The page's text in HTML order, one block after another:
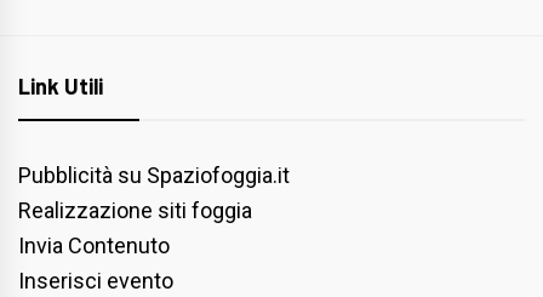
Link Utili
Pubblicità su Spaziofoggia.it
Realizzazione siti foggia
Invia Contenuto
Inserisci evento